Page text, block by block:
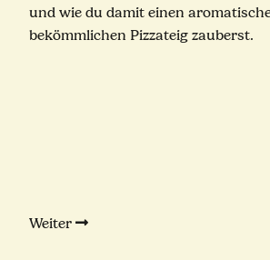
und wie du damit einen
bekömmlichen Pizzateig zauberst.
Weiter